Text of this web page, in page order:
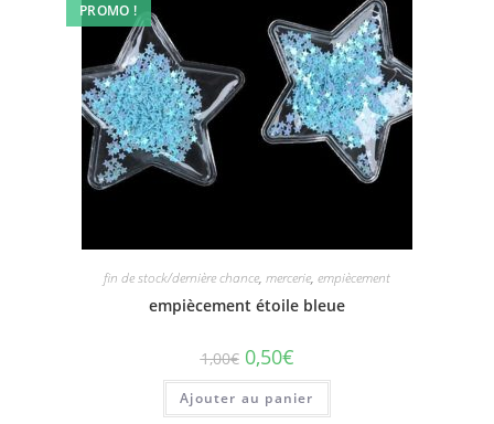
PROMO !
fin de stock/dernière chance, mercerie, empiècement
empiècement étoile bleue
1,00€ 0,50€
Ajouter au panier